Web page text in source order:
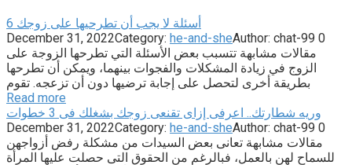
6 أسئلة لا يجب أن تطرحيها على زوجك
December 31, 2022Category: he-and-sheAuthor: chat-99 0
مقالات مشابهة تتسبب بعض الأسئلة التي تطرحها الزوجة على
الزوج في زيادة المشكلات والفجوات بينهما، ويمكن أن تطرحها
بطريقة أخرى لتحصل على إجابة ترضيها دون أن تزعجه. تقوم
Read more
وريه شطارتك.. اعرفى إزاى تقنعى زوجك بشغلك فى 3 خطوات
December 31, 2022Category: he-and-sheAuthor: chat-99 0
مقالات مشابهة تعانى بعض السيدات من مشكلة رفض أزواجهن
للسماح لهن بالعمل، فبالرغم من الحقوق التى حصلت عليها المرأة